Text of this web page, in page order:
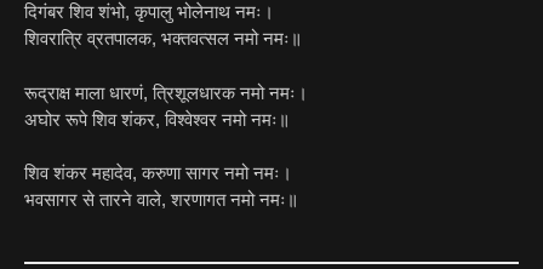
दिगंबर शिव शंभो, कृपालु भोलेनाथ नमः।
शिवरात्रि व्रतपालक, भक्तवत्सल नमो नमः॥
रूद्राक्ष माला धारणं, त्रिशूलधारक नमो नमः।
अघोर रूपे शिव शंकर, विश्वेश्वर नमो नमः॥
शिव शंकर महादेव, करुणा सागर नमो नमः।
भवसागर से तारने वाले, शरणागत नमो नमः॥